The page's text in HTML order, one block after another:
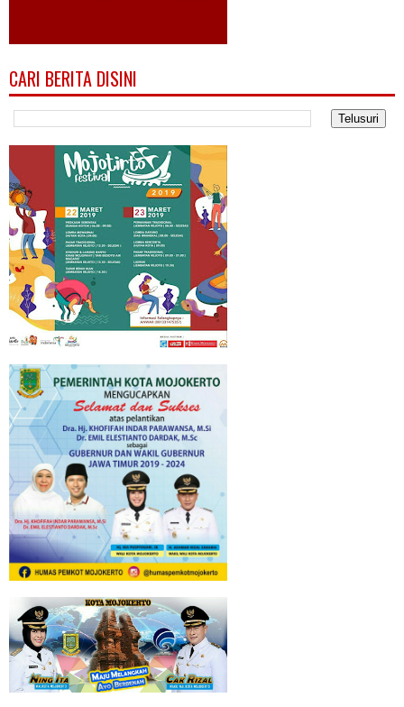
CARI BERITA DISINI